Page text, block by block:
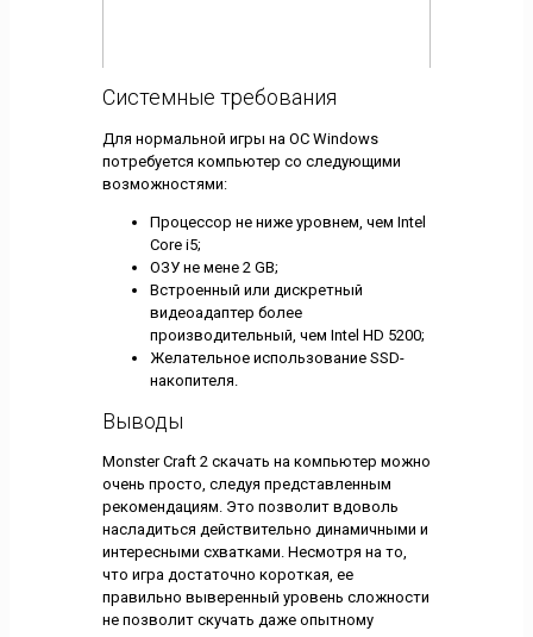
Системные требования
Для нормальной игры на ОС Windows
потребуется компьютер со следующими
возможностями:
Процессор не ниже уровнем, чем Intel
Core i5;
ОЗУ не мене 2 GB;
Встроенный или дискретный
видеоадаптер более
производительный, чем Intel HD 5200;
Желательное использование SSD-
накопителя.
Выводы
Monster Craft 2 скачать на компьютер можно
очень просто, следуя представленным
рекомендациям. Это позволит вдоволь
насладиться действительно динамичными и
интересными схватками. Несмотря на то,
что игра достаточно короткая, ее
правильно выверенный уровень сложности
не позволит скучать даже опытному